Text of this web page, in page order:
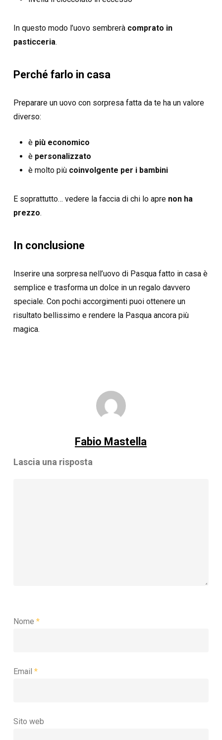
In questo modo l’uovo sembrerà comprato in
pasticceria.
Perché farlo in casa
Preparare un uovo con sorpresa fatta da te ha un valore
diverso:
è più economico
è personalizzato
è molto più coinvolgente per i bambini
E soprattutto… vedere la faccia di chi lo apre non ha
prezzo.
In conclusione
Inserire una sorpresa nell’uovo di Pasqua fatto in casa è
semplice e trasforma un dolce in un regalo davvero
speciale. Con pochi accorgimenti puoi ottenere un
risultato bellissimo e rendere la Pasqua ancora più
magica.
Fabio Mastella
Lascia una risposta
Nome *
Email *
Sito web